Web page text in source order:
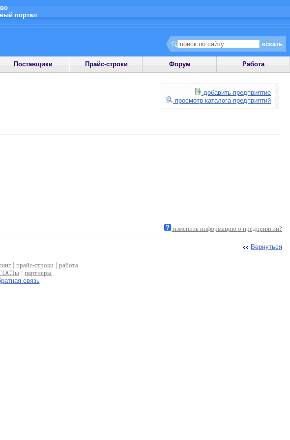
портал
Поставщики Прайс-строки Форум Работа
добавить предприятие
просмотр каталога предприятий
изменить информацию о предприятии?
Вернуться
| прайс-строки| работа
партнеры
связь